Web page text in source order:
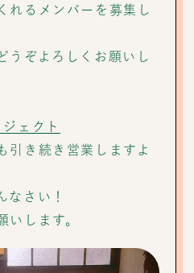
れるメンバーを募集し
うぞよろしくお願いし
ェクト
引き続き営業しますよ
なさい！
いします。